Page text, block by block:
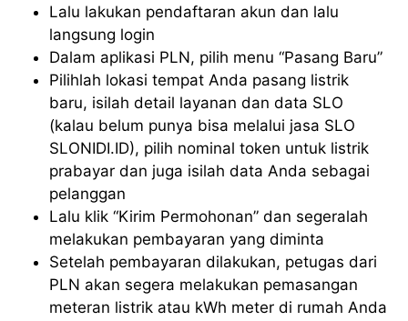
Lalu lakukan pendaftaran akun dan lalu
langsung login
Dalam aplikasi PLN, pilih menu “Pasang Baru”
Pilihlah lokasi tempat Anda pasang listrik
baru, isilah detail layanan dan data SLO
(kalau belum punya bisa melalui jasa SLO
SLONIDI.ID), pilih nominal token untuk listrik
prabayar dan juga isilah data Anda sebagai
pelanggan
Lalu klik “Kirim Permohonan” dan segeralah
melakukan pembayaran yang diminta
Setelah pembayaran dilakukan, petugas dari
PLN akan segera melakukan pemasangan
meteran listrik atau kWh meter di rumah Anda